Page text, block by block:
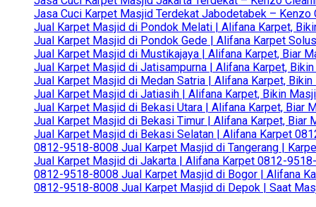
Jasa Cuci Karpet Masjid Terdekat Jabodetabek –
Jual Karpet Masjid di Pondok Melati | Alifana Karpet,
Jual Karpet Masjid di Pondok Gede | Alifana Karpet
Jual Karpet Masjid di Mustikajaya | Alifana Karpet, Biar
Jual Karpet Masjid di Jatisampurna | Alifana Karpet,
Jual Karpet Masjid di Medan Satria | Alifana Karpet,
Jual Karpet Masjid di Jatiasih | Alifana Karpet, Bikin
Jual Karpet Masjid di Bekasi Utara | Alifana Karpet, Biar
Jual Karpet Masjid di Bekasi Timur | Alifana Karpet, Biar
Jual Karpet Masjid di Bekasi Selatan | Alifana Karpet
0812-9518-8008 Jual Karpet Masjid di Tangerang |
Jual Karpet Masjid di Jakarta | Alifana Karpet 0812-
0812-9518-8008 Jual Karpet Masjid di Bogor | Alifana
0812-9518-8008 Jual Karpet Masjid di Depok | Saat